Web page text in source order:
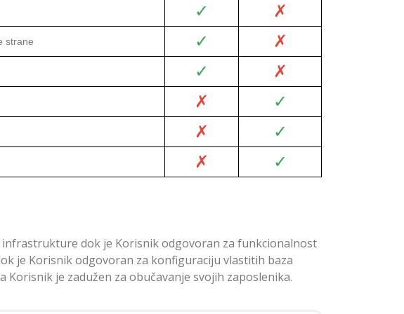
✓ ✗
strane ✓ ✗
✓ ✗
✗ ✓
✗ ✓
✗ ✓
dok je Korisnik odgovoran za funkcionalnost
je Korisnik odgovoran za konfiguraciju vlastitih baza
Korisnik je zadužen za obučavanje svojih zaposlenika.